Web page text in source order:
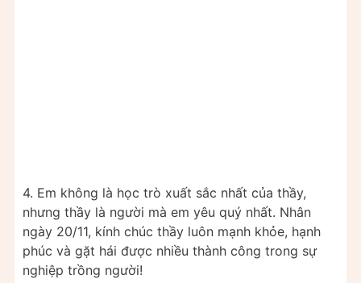
4. Em không là học trò xuất sắc nhất của thầy,
nhưng thầy là người mà em yêu quý nhất. Nhân
ngày 20/11, kính chúc thầy luôn mạnh khỏe, hạnh
phúc và gặt hái được nhiều thành công trong sự
nghiệp trồng người!